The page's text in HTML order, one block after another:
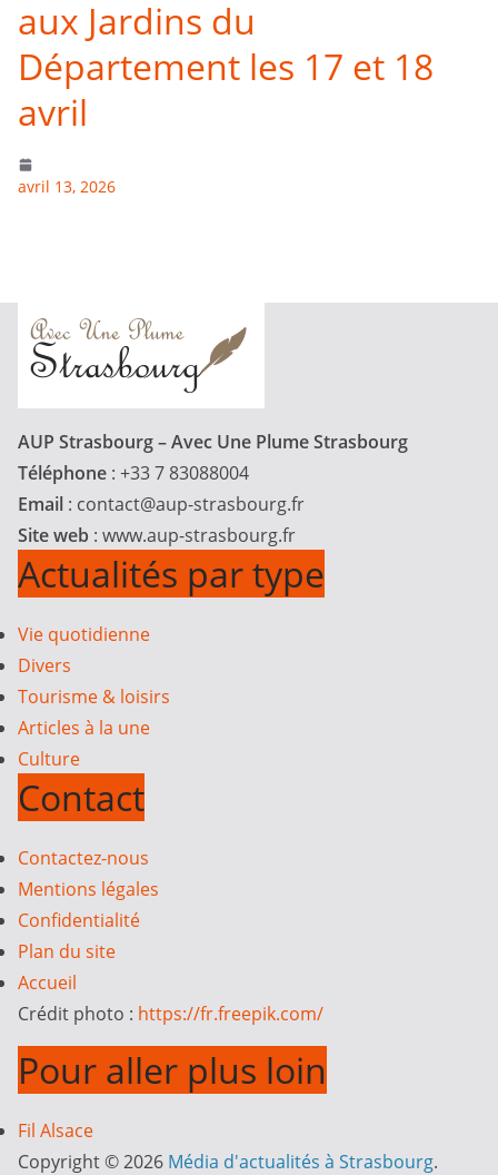
aux Jardins du
Département les 17 et 18
avril
avril 13, 2026
AUP Strasbourg – Avec Une Plume Strasbourg
Téléphone : +33 7 83088004
Email : contact@aup-strasbourg.fr
Site web : www.aup-strasbourg.fr
Actualités par type
Vie quotidienne
Divers
Tourisme & loisirs
Articles à la une
Culture
Contact
Contactez-nous
Mentions légales
Confidentialité
Plan du site
Accueil
Crédit photo : https://fr.freepik.com/
Pour aller plus loin
Fil Alsace
Copyright © 2026 Média d'actualités à Strasbourg.